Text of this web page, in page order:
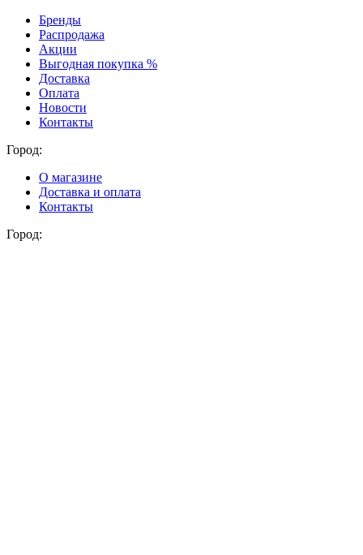
Бренды
Распродажа
Акции
Выгодная покупка %
Доставка
Оплата
Новости
Контакты
Город:
О магазине
Доставка и оплата
Контакты
Город: